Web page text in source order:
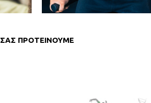
ΣΑΣ ΠΡΟΤΕΙΝΟΥΜΕ